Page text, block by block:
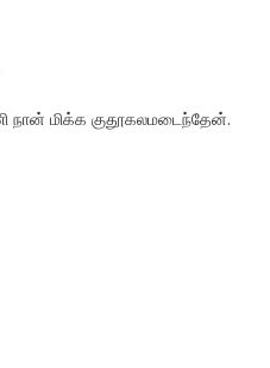
நான் மிக்க குதூகலமடைந்தேன்.